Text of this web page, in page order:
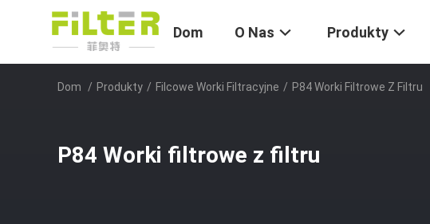
Dom O Nas Produkty
Dom / Produkty / Filcowe Worki Filtracyjne / P84 Worki Filtrowe Z Filtru
P84 Worki filtrowe z filtru